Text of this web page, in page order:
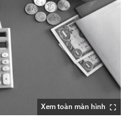
Xem toàn màn hình